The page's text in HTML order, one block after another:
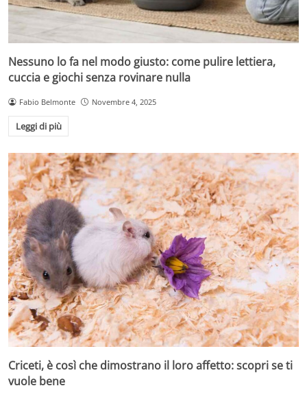
Nessuno lo fa nel modo giusto: come pulire lettiera,
cuccia e giochi senza rovinare nulla
Fabio Belmonte Novembre 4, 2025
Leggi di più
Criceti, è così che dimostrano il loro affetto: scopri se ti
vuole bene